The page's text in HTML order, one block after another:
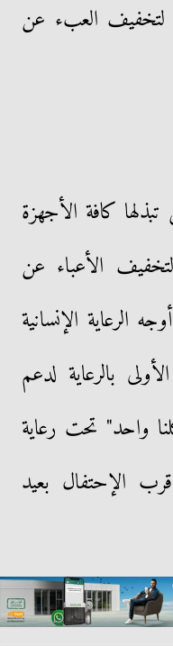
لتخفيف العبء عن
تبذلها كافة الأجهزة
الأعباء عن
الرعاية الإنسانية
بالرعاية لدعم
واحد" تحت رعاية
الإحتفال بعيد